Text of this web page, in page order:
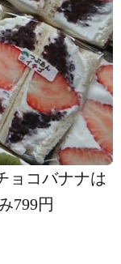
ョコバナナは
799円️